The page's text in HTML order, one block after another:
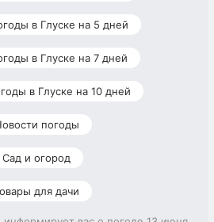
в Глуске на 5 дней
в Глуске на 7 дней
в Глуске на 10 дней
погоды
Сад и огород
для дачи